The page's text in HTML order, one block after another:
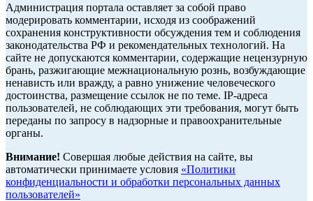
Администрация портала оставляет за собой право
модерировать комментарии, исходя из соображений
сохранения конструктивности обсуждения тем и соблюдения
законодательства РФ и рекомендательных технологий. На
сайте не допускаются комментарии, содержащие нецензурную
брань, разжигающие межнациональную рознь, возбуждающие
ненависть или вражду, а равно унижение человеческого
достоинства, размещение ссылок не по теме. IP-адреса
пользователей, не соблюдающих эти требования, могут быть
переданы по запросу в надзорные и правоохранительные
органы.
Внимание! Совершая любые действия на сайте, вы
автоматически принимаете условия «Политики
конфиденциальности и обработки персональных данных
пользователей»